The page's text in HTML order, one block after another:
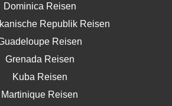
Dominica Reisen
Republik Reisen
Reisen
Grenada Reisen
Kuba Reisen
Martinique Reisen